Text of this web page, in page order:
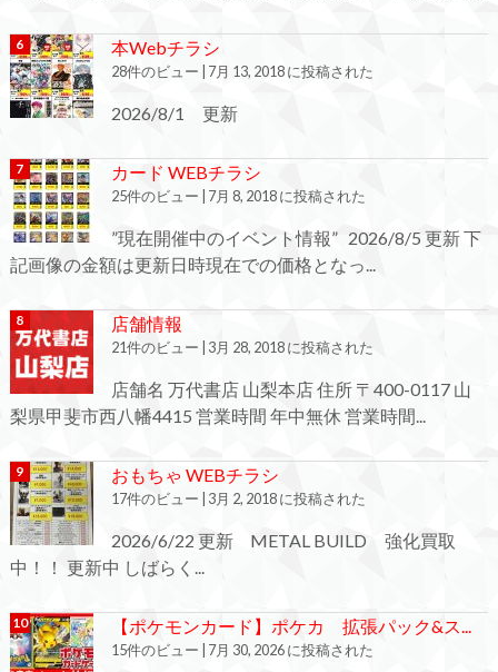
本Webチラシ
28件のビュー 7月 13, 2018 に投稿された
2026/8/1 更新
カード WEBチラシ
25件のビュー 7月 8, 2018 に投稿された
”現在開催中のイベント情報” 2026/8/5 更新 下
記画像の金額は更新日時現在での価格となっ...
店舗情報
21件のビュー 3月 28, 2018 に投稿された
店舗名 万代書店 山梨本店 住所 〒400-0117 山
梨県甲斐市西八幡4415 営業時間 年中無休 営業時間...
おもちゃ WEBチラシ
17件のビュー 3月 2, 2018 に投稿された
2026/6/22 更新 METAL BUILD 強化買取
中！！ 更新中 しばらく...
【ポケモンカード】ポケカ 拡張パック&ス...
15件のビュー 7月 30, 2026 に投稿された